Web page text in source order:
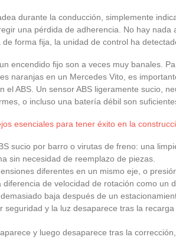
durante la conducción, simplemente
una pérdida de adherencia. No hay nada
forma fija, la unidad de control ha
encendido fijo son a veces muy banales.
naranjas en un Mercedes Vito, es
el ABS. Un sensor ABS ligeramente sucio,
o incluso una batería débil son
esenciales para tener éxito en la
sucio por barro o virutas de freno: una
sin necesidad de reemplazo de piezas.
diferentes en un mismo eje, o
de velocidad de rotación como un
baja después de un
seguridad y la luz desaparece tras la
y luego desaparece tras la